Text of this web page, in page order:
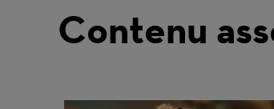
Contenu